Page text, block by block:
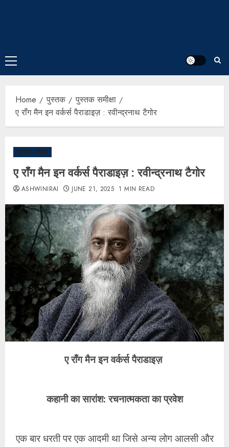
Home पुस्तक
पुस्तक समीक्षा
ए रॉंग मैन इन वर्कर्स पैराडाइज़ : रवीन्द्रनाथ टैगोर
पुस्तक समीक्षा
ए रॉंग मैन इन वर्कर्स पैराडाइज़ : रवीन्द्रनाथ टैगोर
ASHWINIRAI JUNE 21, 2025 1 MIN READ
ए रॉंग मैन इन वर्कर्स पैराडाइज़
कहानी का सारांश: रचनात्मकता का प्रवेश
एक बार धरती पर एक आदमी था जिसे अन्य लोग आलसी और